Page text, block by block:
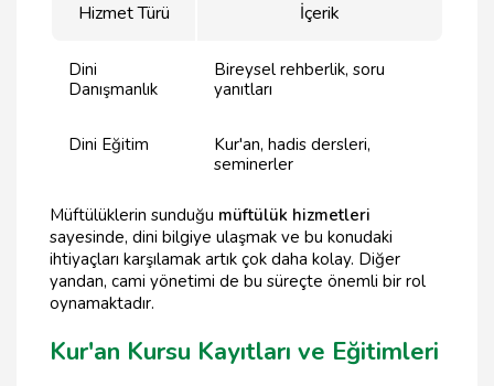
Hizmet Türü İçerik
Dini
Danışmanlık
Bireysel rehberlik, soru
yanıtları
Dini Eğitim
Kur'an, hadis dersleri,
seminerler
Müftülüklerin sunduğu müftülük hizmetleri
sayesinde, dini bilgiye ulaşmak ve bu konudaki
ihtiyaçları karşılamak artık çok daha kolay. Diğer
yandan, cami yönetimi de bu süreçte önemli bir rol
oynamaktadır.
Kur'an Kursu Kayıtları ve Eğitimleri